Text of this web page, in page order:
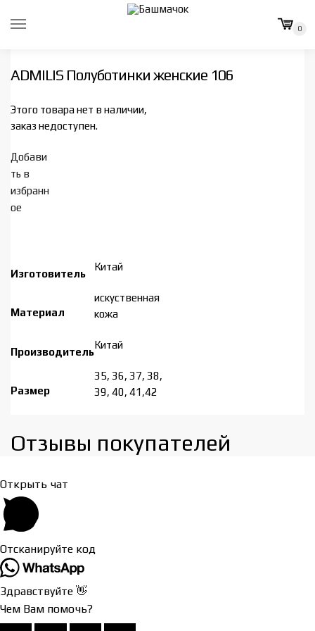
0
ADMILIS Полуботинки женские 106
Этого товара нет в наличии,
заказ недоступен.
Добави
ть в
избранн
ое
Изготовитель
Китай
Материал
искуственная
кожа
Производитель
Китай
Размер
35, 36, 37, 38,
39, 40, 41,42
Отзывы покупателей​
Открыть чат
Отсканируйте код
Здравствуйте 👋
Чем Вам помочь?